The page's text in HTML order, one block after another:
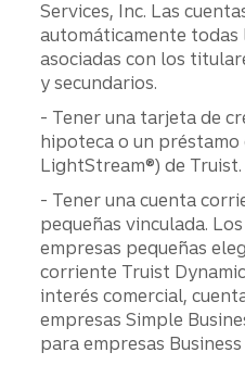
Services, Inc. Las
automáticamente todas
asociadas con los
y secundarios.
- Tener una tarjeta de
hipoteca o un préstamo
LightStream®) de Truist.
- Tener una cuenta
pequeñas vinculada.
empresas pequeñas
corriente Truist
interés comercial,
empresas Simple
para empresas